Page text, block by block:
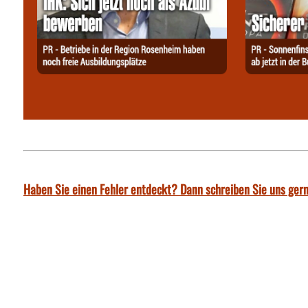
Haben Sie einen Fehler entdeckt? Dann schreiben Sie uns